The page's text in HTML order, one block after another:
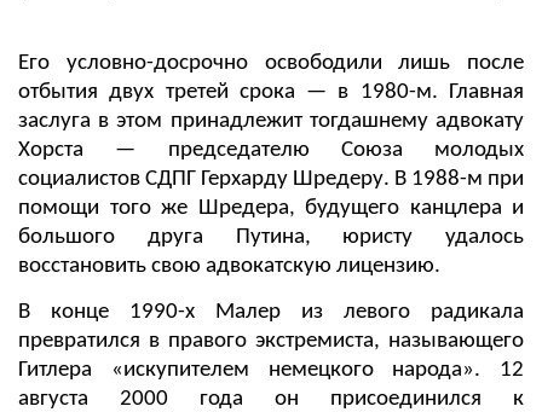
Его условно-досрочно освободили лишь после
отбытия двух третей срока — в 1980-м. Главная
заслуга в этом принадлежит тогдашнему адвокату
Хорста — председателю Союза молодых
социалистов СДПГ Герхарду Шредеру. В 1988-м при
помощи того же Шредера, будущего канцлера и
большого друга Путина, юристу удалось
восстановить свою адвокатскую лицензию.
В конце 1990-х Малер из левого радикала
превратился в правого экстремиста, называющего
Гитлера «искупителем немецкого народа». 12
августа 2000 года он присоединился к